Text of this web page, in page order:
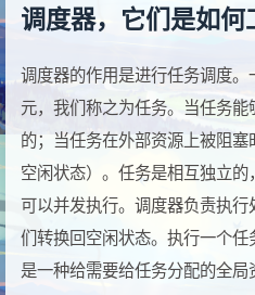
调度器，它们是如何
调度器的作用是进行任务调度
元，我们称之为任务。当任务
的；当任务在外部资源上被阻
空闲状态）。任务是相互独立
可以并发执行。调度器负责执
们转换回空闲状态。执行一个
是一种给需要给任务分配的全局